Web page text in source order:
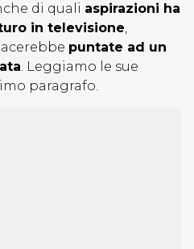
di quali aspirazioni ha
in televisione,
puntate ad un
. Leggiamo le sue
paragrafo.